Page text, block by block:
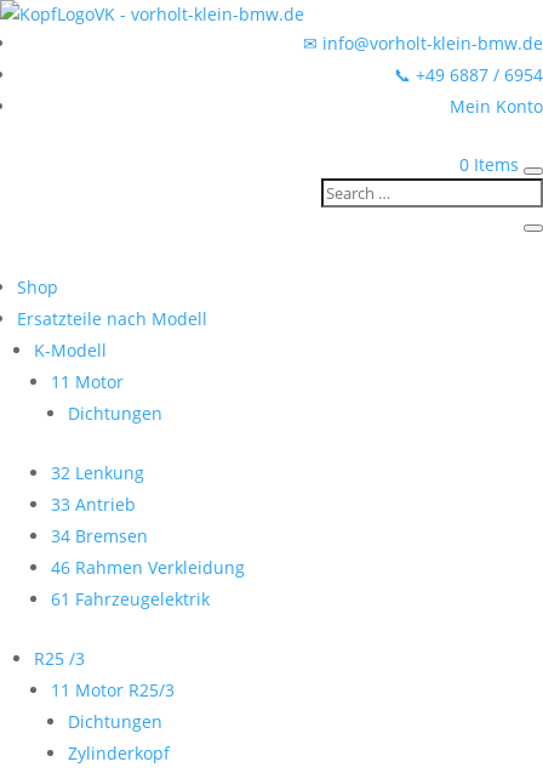
✉ info@vorholt-klein-bmw.de
📞 +49 6887 / 6954
Mein Konto
0 Items
Shop
Ersatzteile nach Modell
K-Modell
11 Motor
Dichtungen
32 Lenkung
33 Antrieb
34 Bremsen
46 Rahmen Verkleidung
61 Fahrzeugelektrik
R25 /3
11 Motor R25/3
Dichtungen
Zylinderkopf